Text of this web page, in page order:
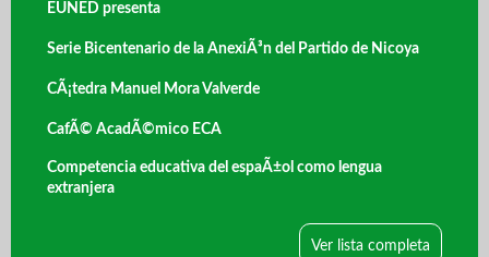
EUNED presenta
Serie Bicentenario de la AnexiÃ³n del Partido de Nicoya
CÃ¡tedra Manuel Mora Valverde
CafÃ© AcadÃ©mico ECA
Competencia educativa del espaÃ±ol como lengua
extranjera
Ver lista completa